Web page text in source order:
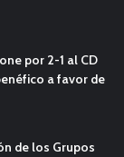
por 2-1 al CD
a favor de
de los Grupos